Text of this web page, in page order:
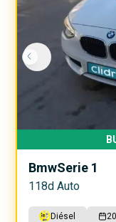
BmwSerie 1
118d Auto
Diésel